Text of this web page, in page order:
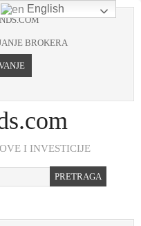
BROKERA
I INVESTICIJE
English